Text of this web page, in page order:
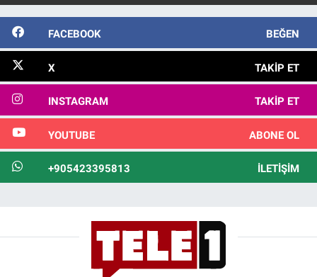
FACEBOOK BEĞEN
X TAKIP ET
INSTAGRAM TAKIP ET
YOUTUBE ABONE OL
+905423395813 İLETIŞIM